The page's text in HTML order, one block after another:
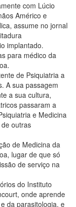
com Lúcio
Américo e
assume no jornal
implantado.
para médico da
de Psiquiatria a
A sua passagem
a sua cultura,
passaram a
e Medicina
outras
de Medicina da
lugar de que só
de serviço na
do Instituto
onde aprende
da parasitologia, e